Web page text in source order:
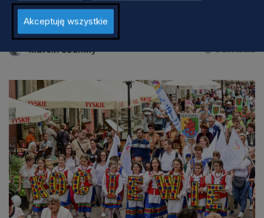
Tradycyjna muzyka i barwne tańce. W
tych dniach Gdańsk będzie „folklorem
malowany”
Marcin Szumny 3 dni temu
Akceptuję wszystkie